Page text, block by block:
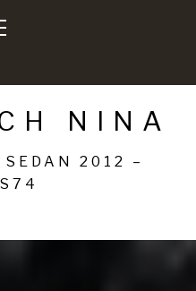
NINA
SEDAN 2012 –